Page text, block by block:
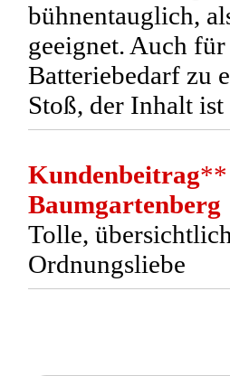
bühnentauglich,
geeignet. Auch
Batteriebedarf zu
Stoß, der Inhalt
Kundenbeitrag**
Baumgartenberg
Tolle,
Ordnungsliebe